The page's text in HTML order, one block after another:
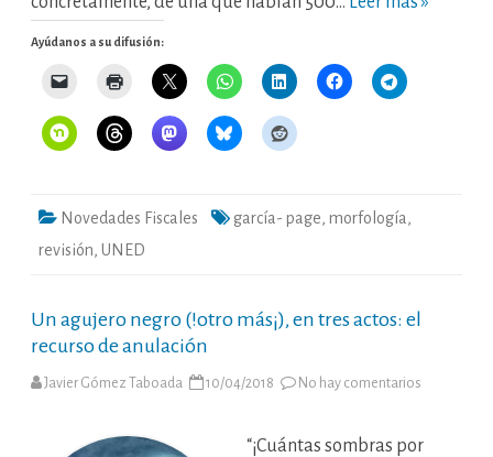
Ayúdanos a su difusión:
Novedades Fiscales garcía- page, morfología ,
revisión, UNED
Un agujero negro (!otro más¡), en tres actos: el
recurso de anulación
Javier Gómez Taboada 10/04/2018 No hay comentarios
(!otro
“¡Cuántas sombras por